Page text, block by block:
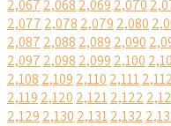
2,067 2,068 2,069 2,070
2,077 2,078 2,079 2,080
2,087 2,088 2,089 2,090
2,097 2,098 2,099 2,100
2,108 2,109 2,110 2,111
2,119 2,120 2,1212,122
2,129 2,130 2,1312,132